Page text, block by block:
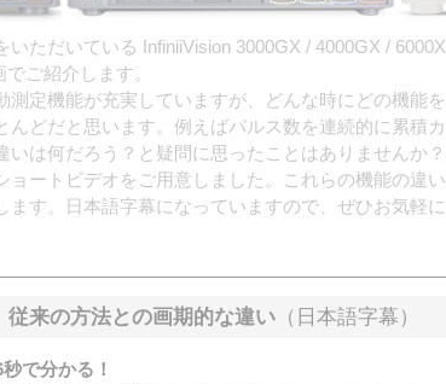
ただいている InfiniiVision 3000GX / 4000GX /
ご紹介します。
定機能が充実していますが、どんな時にどの機能
どだと思います。例えばパルス数を連続的に累積
は何だろう？と疑問に思ったことはありませんか
ョートビデオをご用意しました。これらの機能の違
す。日本語字幕になっていますので、ぜひお気軽に
従来の方法との画期的な違い （日本語字幕）
で分かる！